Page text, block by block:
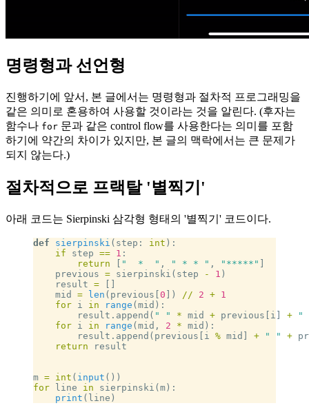
명령형과 선언형
진행하기에 앞서, 본 글에서는 명령형과 절차적 프로그래밍을
같은 의미로 혼용하여 사용할 것이라는 것을 알린다. (후자는
함수나 for 문과 같은 control flow를 사용한다는 의미를 포함
하기에 약간의 차이가 있지만, 본 글의 맥락에서는 큰 문제가
되지 않는다.)
절차적으로 프랙탈 '별찍기'
아래 코드는 Sierpinski 삼각형 형태의 '별찍기' 코드이다.
def sierpinski (step: int ):
    if
step == 1 :
        return
"  *  " , " * * " , "*****"
    previous
= sierpinski(step - 1 )
    result
=
    mid
= len (previous[ 0 ]) // 2 + 1
    for
i in range (mid):
        result.append(
" " * mid + previous[i] + "
    for
i in range (mid, 2 * mid):
        result.append(previous[i
% mid] + " " +
    return
result
m = int ( input ())
for line in sierpinski(m):
    print
(line)